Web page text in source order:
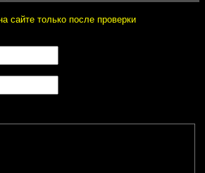
сайте только после проверки